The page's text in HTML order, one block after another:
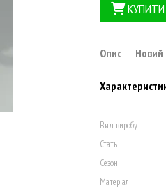
КУПИТИ
Опис Новий
Вид виробу
Стать
Сезон
Матеріал